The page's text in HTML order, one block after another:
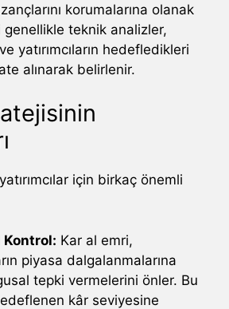
korumalarına olanak
genellikle teknik analizler,
yatırımcıların hedefledikleri
alınarak belirlenir.
için birkaç önemli
Kontrol: Kar al emri,
piyasa dalgalanmalarına
tepki vermelerini önler. Bu
kâr seviyesine